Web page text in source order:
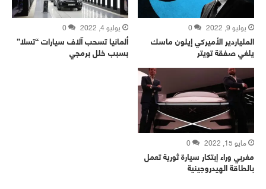
يوليو 9, 2022 0
الملياردير الأميركي إيلون ماسك
يلغي صفقة تويتر
يوليو 4, 2022 0
ألمانيا تسحب آلاف سيارات “تسلا”
بسبب خلل برمجي
مايو 15, 2022 0
مغربي وراء إبتكار سيارة ثورية تعمل
بالطاقة الهيدروجينية